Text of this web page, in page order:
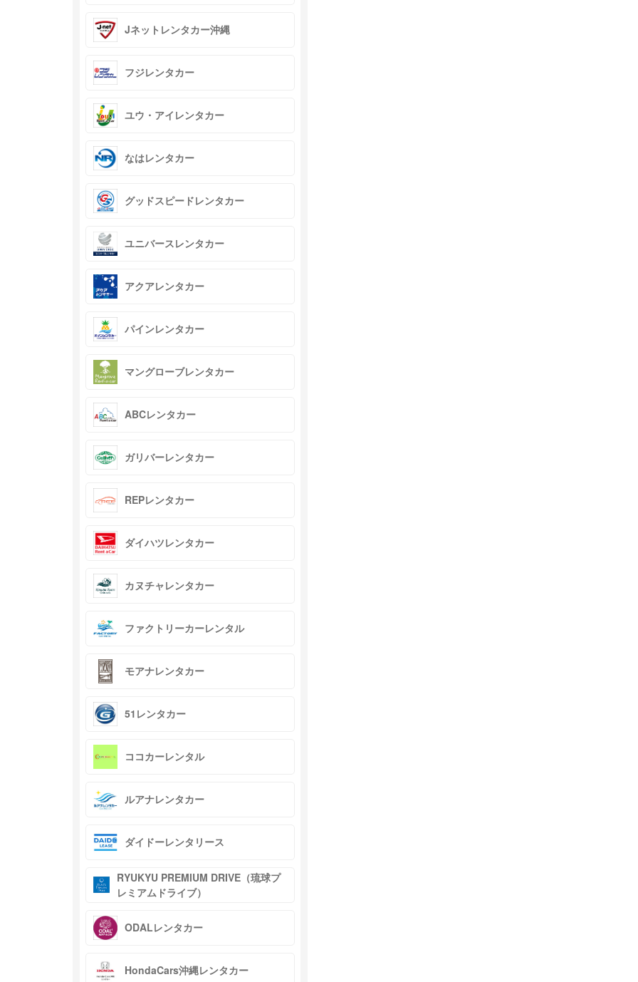
Jネットレンタカー沖縄
フジレンタカー
ユウ・アイレンタカー
なはレンタカー
グッドスピードレンタカー
ユニバースレンタカー
アクアレンタカー
パインレンタカー
マングローブレンタカー
ABCレンタカー
ガリバーレンタカー
REPレンタカー
ダイハツレンタカー
カヌチャレンタカー
ファクトリーカーレンタル
モアナレンタカー
51レンタカー
ココカーレンタル
ルアナレンタカー
ダイドーレンタリース
RYUKYU PREMIUM DRIVE（琉球プ
レミアムドライブ）
ODALレンタカー
HondaCars沖縄レンタカー